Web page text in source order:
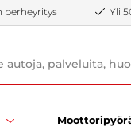
perheyritys Yli